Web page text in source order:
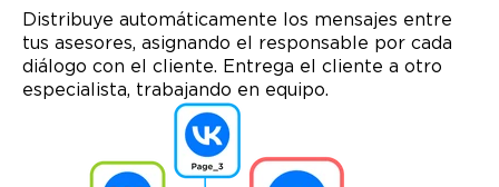
Distribuye automáticamente los mensajes entre
tus asesores, asignando el responsable por cada
diálogo con el cliente. Entrega el cliente a otro
especialista, trabajando en equipo.